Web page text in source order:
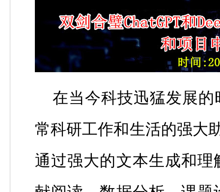
在当今科技迅猛发展
常科研工作和生活的强大
通过强大的文本生成和